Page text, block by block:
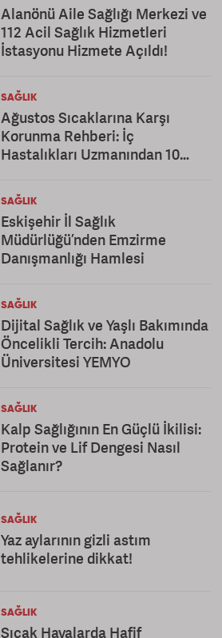
Alanönü Aile Sağlığı Merkezi ve
112 Acil Sağlık Hizmetleri
İstasyonu Hizmete Açıldı!
SAĞLIK
Ağustos Sıcaklarına Karşı
Korunma Rehberi: İç
Hastalıkları Uzmanından 10
SAĞLIK
Eskişehir İl Sağlık
Müdürlüğü’nden Emzirme
Danışmanlığı Hamlesi
SAĞLIK
Dijital Sağlık ve Yaşlı Bakımında
Öncelikli Tercih: Anadolu
Üniversitesi YEMYO
SAĞLIK
Kalp Sağlığının En Güçlü İkilisi:
Protein ve Lif Dengesi Nasıl
Sağlanır?
SAĞLIK
Yaz aylarının gizli astım
tehlikelerine dikkat!
SAĞLIK
Sıcak Havalarda Hafif